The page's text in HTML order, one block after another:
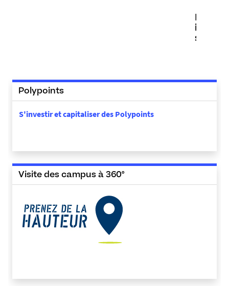
Elena
Polypoints
S'investir et capitaliser des Polypoints
Visite des campus à 360°